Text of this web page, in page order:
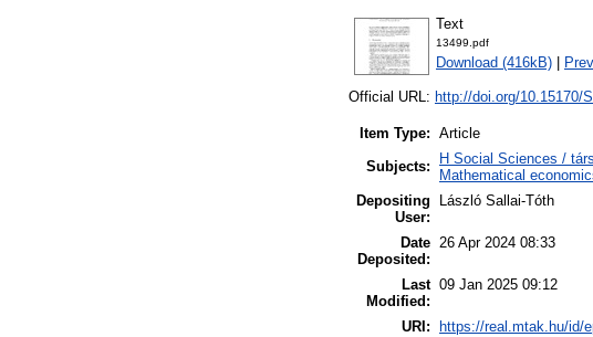
Text
13499.pdf
Download (416kB)
Official URL: http://doi.org/10.15170/
Item Type: Article
Subjects:
H Social Sciences /
Mathematical
Depositing
User:
László Sallai-Tóth
Date
Deposited:
26 Apr 2024 08:33
Last
Modified:
09 Jan 2025 09:12
URI: https://real.mtak.hu/id/